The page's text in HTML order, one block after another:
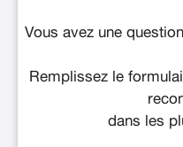
Vous avez une
Remplissez le
dans les